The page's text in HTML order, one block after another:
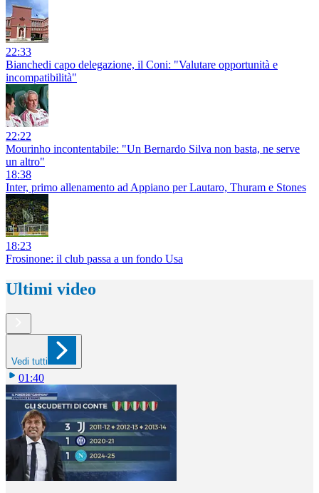
22:33
Bianchedi capo delegazione, il Coni: "Valutare opportunità e
incompatibilità"
22:22
Mourinho incontentabile: "Un Bernardo Silva non basta, ne serve
un altro"
18:38
Inter, primo allenamento ad Appiano per Lautaro, Thuram e Stones
18:23
Frosinone: il club passa a un fondo Usa
Ultimi video
Vedi tutti
01:40